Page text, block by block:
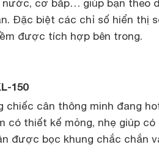
cơ bắp… giúp bạn theo
Đặc biệt các chỉ số hiển thị
được tích hợp bên trong.
150
chiếc cân thông minh đang
có thiết kế mỏng, nhẹ giúp
được bọc khung chắc chắn